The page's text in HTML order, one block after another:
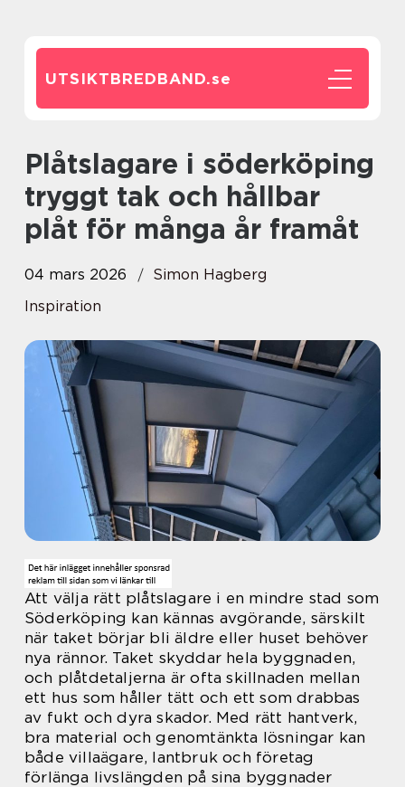
UTSIKTBREDBAND.se
Plåtslagare i söderköping
tryggt tak och hållbar
plåt för många år framåt
04 mars 2026
Simon Hagberg
Inspiration
Att välja rätt plåtslagare i en mindre stad som
Söderköping kan kännas avgörande, särskilt
när taket börjar bli äldre eller huset behöver
nya rännor. Taket skyddar hela byggnaden,
och plåtdetaljerna är ofta skillnaden mellan
ett hus som håller tätt och ett som drabbas
av fukt och dyra skador. Med rätt hantverk,
bra material och genomtänkta lösningar kan
både villaägare, lantbruk och företag
förlänga livslängden på sina byggnader